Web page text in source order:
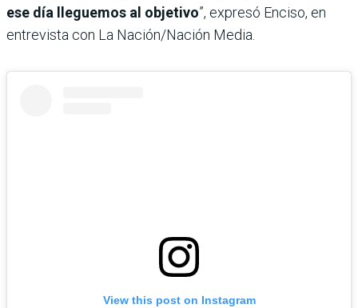
ese día lleguemos al objetivo”, expresó Enciso, en
entrevista con La Nación/Nación Media.
View this post on Instagram